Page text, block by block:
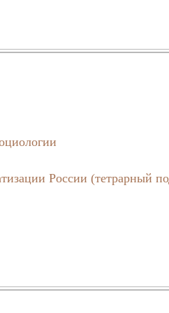
России (тетрарный